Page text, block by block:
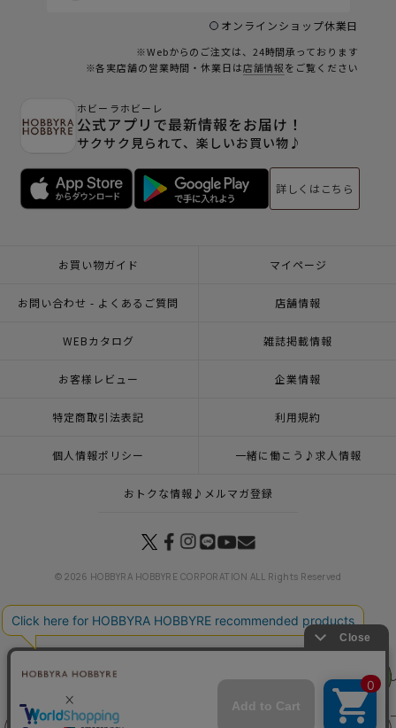
フェア
オンラインショップ休業日
※Webからのご注文は、24時間承っております
※各実店舗の営業時間・休業日は店舗情報をご覧ください
ホビーラホビーレ
公式アプリで最新情報をお届け！
サクサク見られて、楽しいお買い物♪
詳しくはこちら
お買い物ガイド マイページ
お問い合わせ - よくあるご質問 店舗情報
WEBカタログ 雑誌掲載情報
お客様レビュー 企業情報
特定商取引法表記 利用規約
個人情報ポリシー 一緒に働こう♪求人情報
おトクな情報♪メルマガ登録
© 2026 HOBBYRA HOBBYRE CORPORATION ALL Rights Reserved
トップページ ７月24日(金)より価格改定になるアイテム一覧
「価格改定対象」刺
トップページ
トップページ
キット クロスステッチフレーム＜クリスマスカ